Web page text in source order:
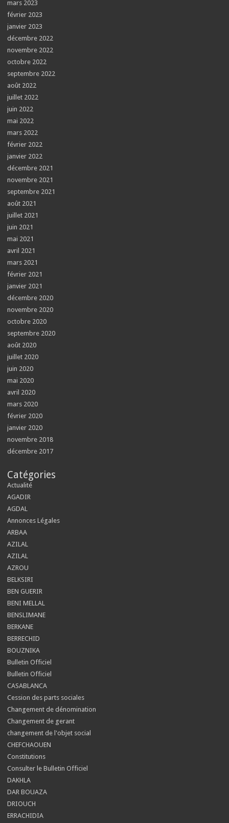
mars 2023
février 2023
janvier 2023
décembre 2022
novembre 2022
octobre 2022
septembre 2022
août 2022
juillet 2022
juin 2022
mai 2022
mars 2022
février 2022
janvier 2022
décembre 2021
novembre 2021
septembre 2021
août 2021
juillet 2021
juin 2021
mai 2021
avril 2021
mars 2021
février 2021
janvier 2021
décembre 2020
novembre 2020
octobre 2020
septembre 2020
août 2020
juillet 2020
juin 2020
mai 2020
avril 2020
mars 2020
février 2020
janvier 2020
novembre 2018
décembre 2017
Catégories
Actualité
AGADIR
AGDAL
Annonces Légales
ARBAA
AZILAL
AZILAL
AZROU
BELKSIRI
BEN GUERIR
BENI MELLAL
BENSLIMANE
BERKANE
BERRECHID
BOUZNIKA
Bulletin Officiel
Bulletin Officiel
CASABLANCA
Cession des parts sociales
Changement de dénomination
Changement de gerant
changement de l'objet social
CHEFCHAOUEN
Constitutions
Consulter le Bulletin Officiel
DAKHLA
DAR BOUAZA
DRIOUCH
ERRACHIDIA